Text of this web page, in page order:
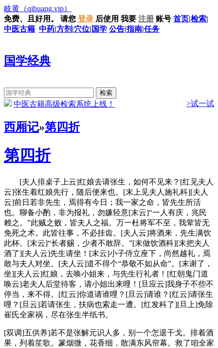
岐黄 （qihuang.vip）
免费、且好用。
请您 登录 后使用 我要 注册 账号 首页|检索|
中医古籍 中药|方剂 |穴位| 国学 公告|指南|任务
国学经典
中医古籍高级检索系统上线！ >试一试
西厢记»第四折
第四折
[夫人排桌子上云]红娘去请张生，如何不见来？[红见夫人
云]张生着红娘先行，随后便来也。[末上见夫人施礼科][夫人
云]前日若非先生，焉得有今日；我一家之命，皆先生所活
也。聊备小酌，非为报礼，勿嫌轻意[末云]“一人有庆，兆民
赖之。”此贼之败，皆夫人之福。万一杜将军不至，我辈皆无
免死之术。此皆往事，不必挂齿。[夫人云]将酒来，先生满饮
此杯。[末云]“长者赐，少者不敢辞。”[末做饮酒科][末把夫人
酒了][夫人云]先生请坐！[末云]小子侍立座下，尚然越礼，焉
敢与夫人对坐。[夫人云]道不得个“恭敬不如从命”。[末谢了，
坐][夫人云]红娘，去唤小姐来，与先生行礼者！[红朝鬼门道
唤云]老夫人后堂待客，请小姐出来哩！[旦应云]我身子不些不
停当，来不得。[红云]你道请谁哩？[旦云]请谁？[红云]请张生
哩？[旦云]若请张生，扶病也索走一遭。[红发科了][旦上]免除
崔氏全家祸，尽在张生半纸书。
[双调]五供养]若不是张解元识人多，别一个怎退干戈。排着酒
果，列着笙歌。篆烟微，花香细，散满东风帘幕。救了咱全家